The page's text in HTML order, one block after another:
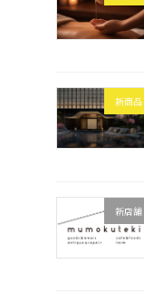
新商品
新店舗